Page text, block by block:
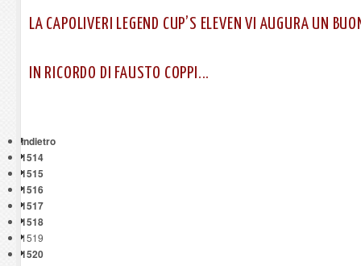
LA CAPOLIVERI LEGEND CUP’S ELEVEN VI AUGURA UN
IN RICORDO DI FAUSTO COPPI...
Indietro
1514
1515
1516
1517
1518
1519
1520